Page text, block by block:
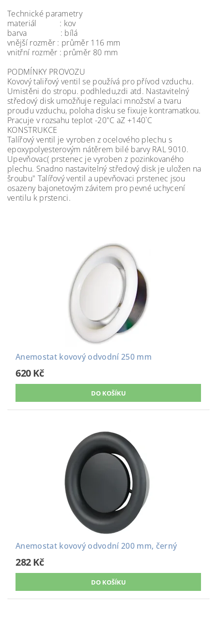
Technické parametry
materiál : kov
barva : bílá
vnější rozměr : průměr 116 mm
vnitřní rozměr : průměr 80 mm
PODMÍNKY PROVOZU
Kovový taliřový ventil se používá pro přívod vzduchu.
Umistěni do stropu. podhledu,zdi atd. Nastavitelný
středový disk umožňuje regulaci množství a tvaru
proudu vzduchu, poloha disku se fixuje kontramatkou.
Pracuje v rozsahu teplot -20"C aZ +140`C
KONSTRUKCE
Talířový ventil je vyroben z ocelového plechu s
epoxypolyesterovým nátěrem bilé barvy RAL 9010.
Upevňovac( prstenec je vyroben z pozinkovaného
plechu. Snadno nastavitelný středový disk je uložen na
šroubu" Talířový ventil a upevňovaci prstenec jsou
osazeny bajonetovým závitem pro pevné uchycení
ventilu k prstenci.
Anemostat kovový odvodní 250 mm
620 Kč
Anemostat kovový odvodní 200 mm, černý
282 Kč